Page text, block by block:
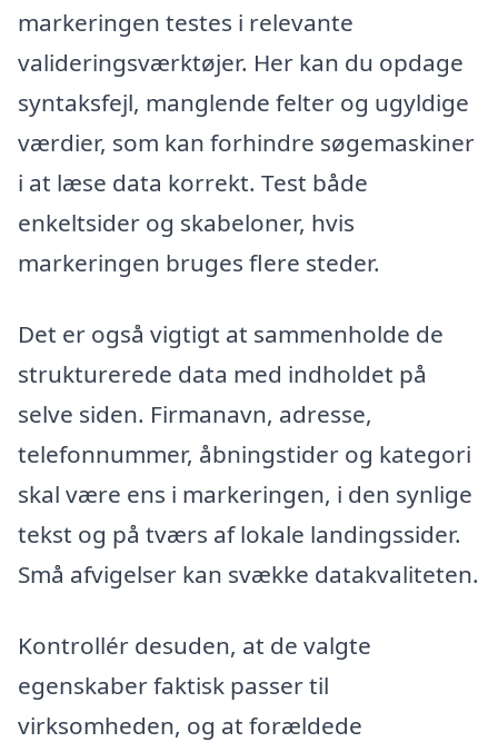
markeringen testes i relevante
valideringsværktøjer. Her kan du opdage
syntaksfejl, manglende felter og ugyldige
værdier, som kan forhindre søgemaskiner
i at læse data korrekt. Test både
enkeltsider og skabeloner, hvis
markeringen bruges flere steder.
Det er også vigtigt at sammenholde de
strukturerede data med indholdet på
selve siden. Firmanavn, adresse,
telefonnummer, åbningstider og kategori
skal være ens i markeringen, i den synlige
tekst og på tværs af lokale landingssider.
Små afvigelser kan svække datakvaliteten.
Kontrollér desuden, at de valgte
egenskaber faktisk passer til
virksomheden, og at forældede